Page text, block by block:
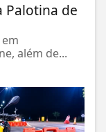
Palotina de
além de...